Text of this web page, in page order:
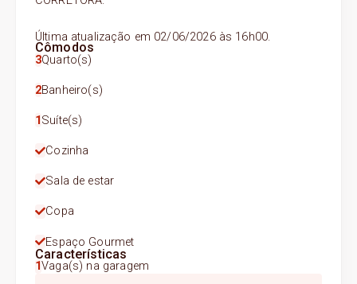
Última atualização em 02/06/2026 às 16h00.
Cômodos
3Quarto(s)
2Banheiro(s)
1Suíte(s)
Cozinha
Sala de estar
Copa
Espaço Gourmet
Características
1Vaga(s) na garagem